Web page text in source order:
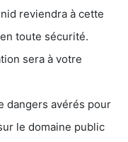
reviendra à cette
toute sécurité.
sera à votre
dangers avérés pour
le domaine public